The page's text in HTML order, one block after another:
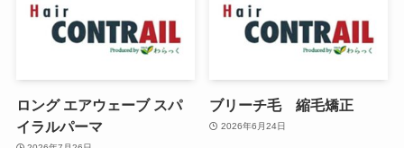
ロング エアウェーブ スパ
イラルパーマ
ブリーチ毛 縮毛矯正
2026年6月24日